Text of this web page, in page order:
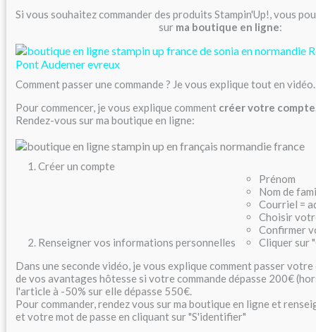
Si vous souhaitez commander des produits Stampin'Up!, vous
sur ma boutique en ligne:
Comment passer une commande ? Je vous explique tout en vidéo.
Pour commencer, je vous explique comment créer votre
Rendez-vous sur ma boutique en ligne:
Créer un compte
Renseigner vos informations personnelles
Prénom
Nom de
Courriel =
Choisir
Confirmer
Cliquer sur
Dans une seconde vidéo, je vous explique comment passer
de vos avantages hôtesse si votre commande dépasse 200€
l'article à -50% sur elle dépasse 550€.
Pour commander, rendez vous sur ma boutique en ligne et
et votre mot de passe en cliquant sur "S'identifier"